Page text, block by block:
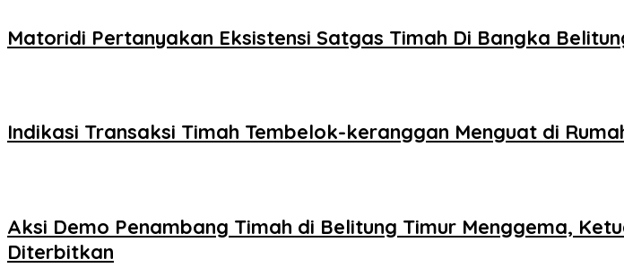
Matoridi Pertanyakan Eksistensi Satgas Timah Di Bangka
Indikasi Transaksi Timah Tembelok-keranggan Menguat di
Aksi Demo Penambang Timah di Belitung Timur Menggema,
Diterbitkan